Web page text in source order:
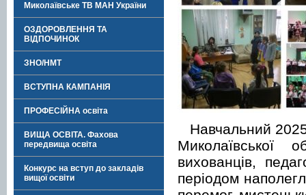
Миколаївське ТВ МАН України
ОЗДОРОВЛЕННЯ ТА
ВІДПОЧИНОК
ЗНО/НМТ
ВСТУПНА КАМПАНІЯ
ПРОФЕСІЙНА освіта
ВИЩА ОСВІТА. Фахова
передвища освіта
Конкурс на вступ до закладів
вищої освіти
Навчальний
Миколаївської
вихованців,
періодом